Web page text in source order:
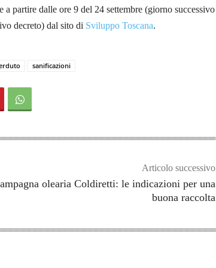
a partire dalle ore 9 del 24 settembre (giorno successivo
decreto) dal sito di Sviluppo Toscana.
sanificazioni
Articolo successivo
olearia Coldiretti: le indicazioni per una
buona raccolta